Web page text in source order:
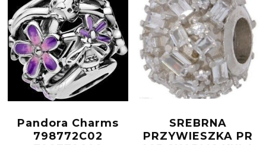
Pandora Charms
798772C02
SREBRNA
PRZYWIESZKA PR